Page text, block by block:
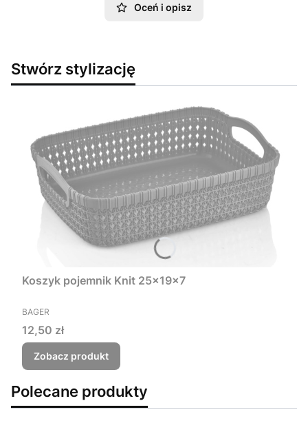
Oceń i opisz
Stwórz stylizację
Koszyk pojemnik Knit 25x19x7
PRODUCENT
BAGER
Cena
12,50 zł
Zobacz produkt
Polecane produkty